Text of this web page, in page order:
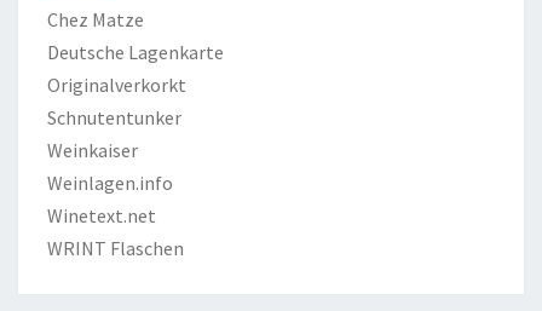
Chez Matze
Deutsche Lagenkarte
Originalverkorkt
Schnutentunker
Weinkaiser
Weinlagen.info
Winetext.net
WRINT Flaschen